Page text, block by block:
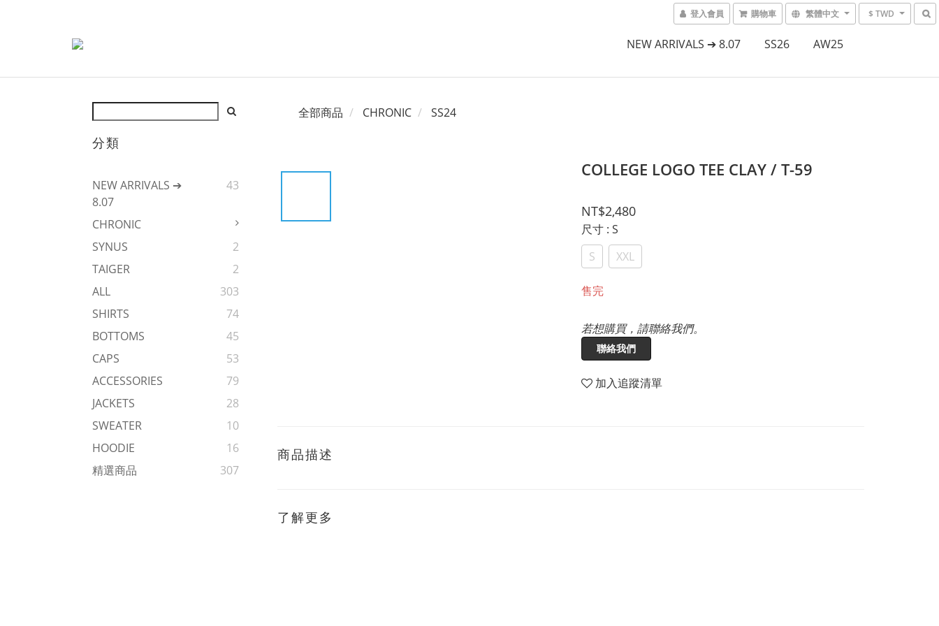
登入會員 購物車 繁體中文 $ TWD
NEW ARRIVALS ➔ 8.07 SS26 AW25
分類
NEW ARRIVALS ➔
8.07
43
CHRONIC
SYNUS
2
TAIGER
2
ALL
303
SHIRTS
74
BOTTOMS
45
CAPS
53
ACCESSORIES
79
JACKETS
28
SWEATER
10
HOODIE
16
精選商品
307
全部商品 CHRONIC SS24
COLLEGE LOGO TEE CLAY / T-59
NT$2,480
尺寸 : S
S
XXL
售完
若想購買，請聯絡我們。
聯絡我們
加入追蹤清單
商品描述
了解更多